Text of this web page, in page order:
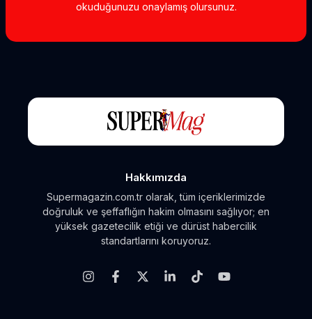
okuduğunuzu onaylamış olursunuz.
Hakkımızda
Supermagazin.com.tr olarak, tüm içeriklerimizde
doğruluk ve şeffaflığın hakim olmasını sağlıyor; en
yüksek gazetecilik etiği ve dürüst habercilik
standartlarını koruyoruz.